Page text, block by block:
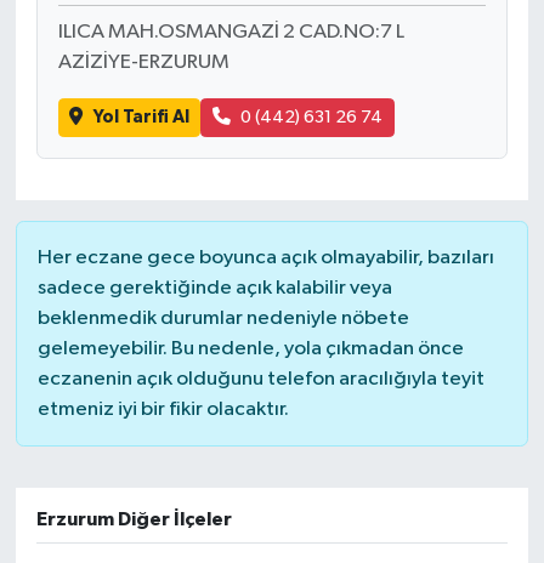
ILICA MAH.OSMANGAZİ 2 CAD.NO:7 L
AZİZİYE-ERZURUM
Yol Tarifi Al 0 (442) 631 26 74
Her eczane gece boyunca açık olmayabilir, bazıları
sadece gerektiğinde açık kalabilir veya
beklenmedik durumlar nedeniyle nöbete
gelemeyebilir. Bu nedenle, yola çıkmadan önce
eczanenin açık olduğunu telefon aracılığıyla teyit
etmeniz iyi bir fikir olacaktır.
Erzurum Diğer İlçeler